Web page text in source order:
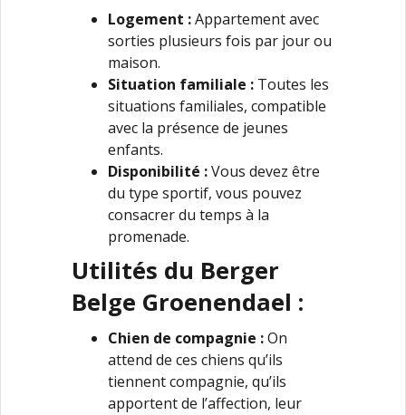
Logement :Appartement avec
sorties plusieurs fois par jour ou
maison.
Situation familiale : Toutes les
situations familiales, compatible
avec la présence de jeunes
enfants.
Disponibilité :Vous devez être
du type sportif, vous pouvez
consacrer du temps à la
promenade.
Utilités du Berger
Belge Groenendael :
Chien de compagnie :On
attend de ces chiens qu’ils
tiennent compagnie, qu’ils
apportent de l’affection, leur